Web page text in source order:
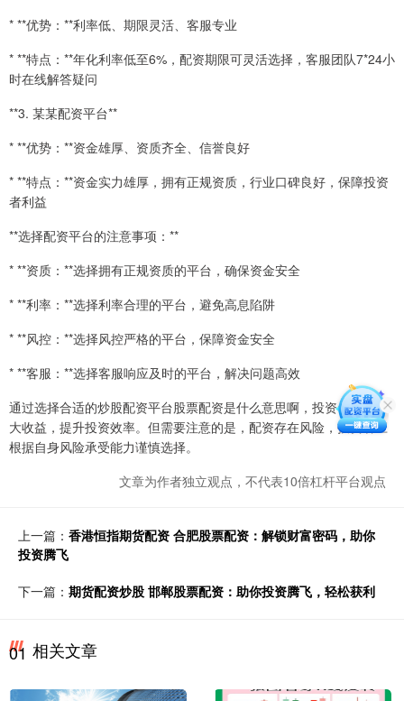
* **优势：**利率低、期限灵活、客服专业
* **特点：**年化利率低至6%，配资期限可灵活选择，客服团队7*24小
时在线解答疑问
**3. 某某配资平台**
* **优势：**资金雄厚、资质齐全、信誉良好
* **特点：**资金实力雄厚，拥有正规资质，行业口碑良好，保障投资
者利益
**选择配资平台的注意事项：**
* **资质：**选择拥有正规资质的平台，确保资金安全
* **利率：**选择利率合理的平台，避免高息陷阱
* **风控：**选择风控严格的平台，保障资金安全
* **客服：**选择客服响应及时的平台，解决问题高效
通过选择合适的炒股配资平台股票配资是什么意思啊，投资者可以放
大收益，提升投资效率。但需要注意的是，配资存在风险，投资者应
根据自身风险承受能力谨慎选择。
文章为作者独立观点，不代表10倍杠杆平台观点
上一篇： 香港恒指期货配资 合肥股票配资：解锁财富密码，助你
投资腾飞
下一篇： 期货配资炒股 邯郸股票配资：助你投资腾飞，轻松获利
01 相关文章